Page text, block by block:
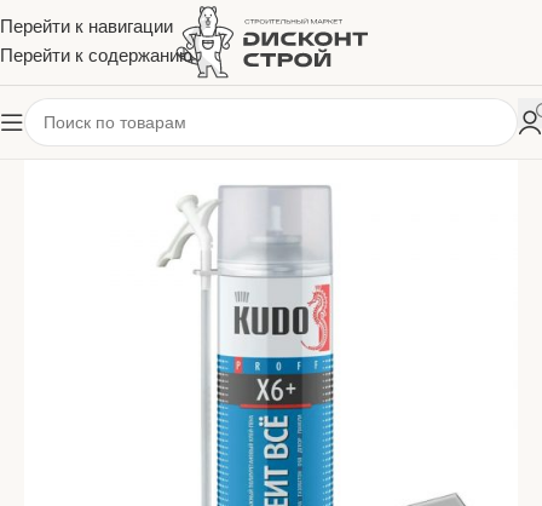
Перейти к навигации
Перейти к содержанию